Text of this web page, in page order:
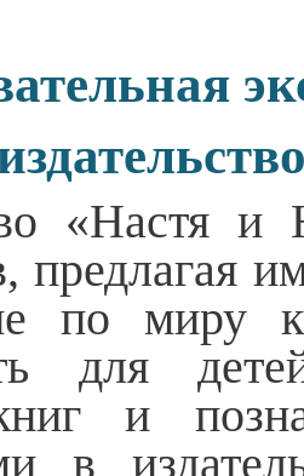
«Настя и
предлагая
по миру
для
и
в